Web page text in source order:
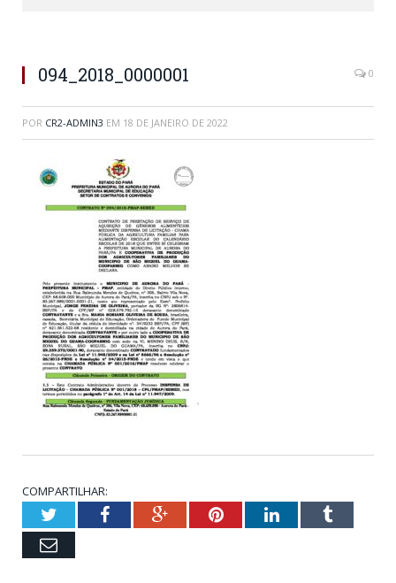
094_2018_0000001 0
POR CR2-ADMIN3 EM 18 DE JANEIRO DE 2022
COMPARTILHAR:
TwitterFacebookGoogle+PinterestLinkedInTumblr
Email